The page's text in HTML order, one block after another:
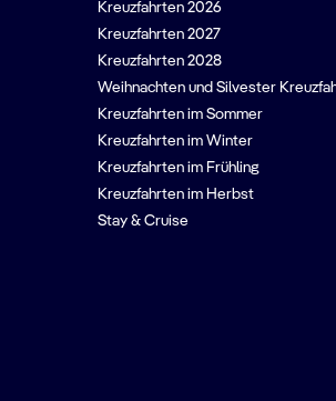
Kreuzfahrten 2026
Kreuzfahrten 2027
Kreuzfahrten 2028
Weihnachten und Silvester
Kreuzfahrten im Sommer
Kreuzfahrten im Winter
Kreuzfahrten im Frühling
Kreuzfahrten im Herbst
Stay & Cruise